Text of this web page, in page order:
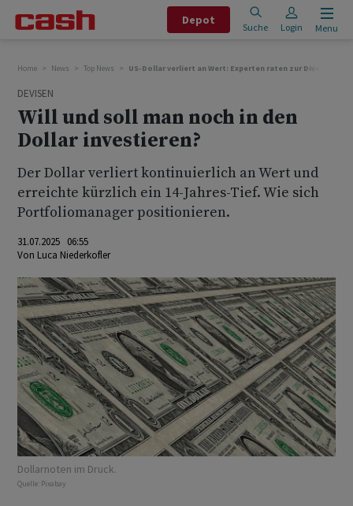
Depot
Suche Login Menu
Home News Top News US-Dollar verliert an Wert: Experten raten zur
DEVISEN
Will und soll man noch in den
Dollar investieren?
Der Dollar verliert kontinuierlich an Wert und
erreichte kürzlich ein 14-Jahres-Tief. Wie sich
Portfoliomanager positionieren.
31.07.2025 06:55
Von Luca Niederkofler
Dollarnoten im Druck.
Quelle: Pixabay